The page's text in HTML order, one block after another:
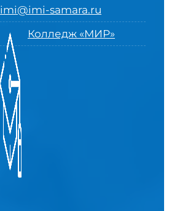
imi@imi-samara.ru
Колледж «МИР»